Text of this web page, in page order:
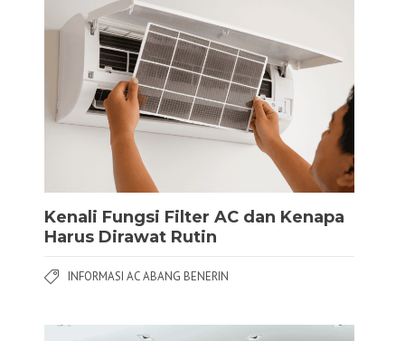
Kenali Fungsi Filter AC dan Kenapa
Harus Dirawat Rutin
INFORMASI AC ABANG BENERIN